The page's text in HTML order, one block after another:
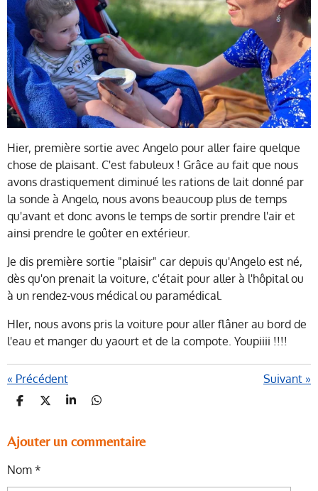
Hier, première sortie avec Angelo pour aller faire quelque
chose de plaisant. C'est fabuleux ! Grâce au fait que nous
avons drastiquement diminué les rations de lait donné par
la sonde à Angelo, nous avons beaucoup plus de temps
qu'avant et donc avons le temps de sortir prendre l'air et
ainsi prendre le goûter en extérieur.
Je dis première sortie "plaisir" car depuis qu'Angelo est né,
dès qu'on prenait la voiture, c'était pour aller à l'hôpital ou
à un rendez-vous médical ou paramédical.
HIer, nous avons pris la voiture pour aller flâner au bord de
l'eau et manger du yaourt et de la compote. Youpiiii !!!!
« Précédent Suivant »
P
T
A
E
R
P
T
A
R
P
T
A
R
P
T
A
R
Ajouter un commentaire
Nom *